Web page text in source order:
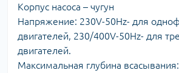
Корпус насоса – чугун
Напряжение: 230V-50Hz- для
двигателей, 230/400V-50Hz- для
двигателей.
Максимальная глубина